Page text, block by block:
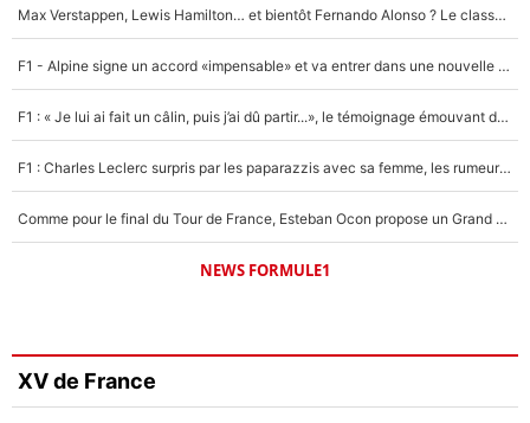
Max Verstappen, Lewis Hamilton… et bientôt Fernando Alonso ? Le classement des pilotes les mieux payés en Formule 1 risque de changer !
F1 - Alpine signe un accord «impensable» et va entrer dans une nouvelle dimension : Grande nouvelle pour Pierre Gasly !
F1 : « Je lui ai fait un câlin, puis j’ai dû partir...», le témoignage émouvant de Max Verstappen sur sa fille
F1 : Charles Leclerc surpris par les paparazzis avec sa femme, les rumeurs étaient vraies !
Comme pour le final du Tour de France, Esteban Ocon propose un Grand Prix de Formule 1 à Paris : «Autour de l’Arc de Triomphe, ce serait génial» !
NEWS FORMULE1
XV de France